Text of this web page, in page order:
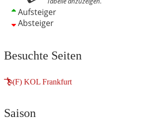
Aufsteiger
Absteiger
Besuchte Seiten
(F) KOL Frankfurt
Saison